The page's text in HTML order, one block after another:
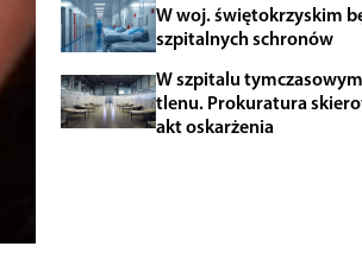
W woj. świętokrzyskim
szpitalnych schronów
W szpitalu
tlenu. Prokuratura
akt oskarżenia